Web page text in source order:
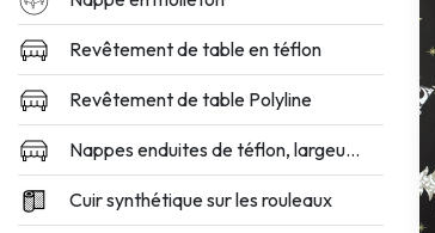
Revêtement de table en téflon
Revêtement de table Polyline
Nappes enduites de téflon, largeur 160 et 180 cm
Cuir synthétique sur les rouleaux